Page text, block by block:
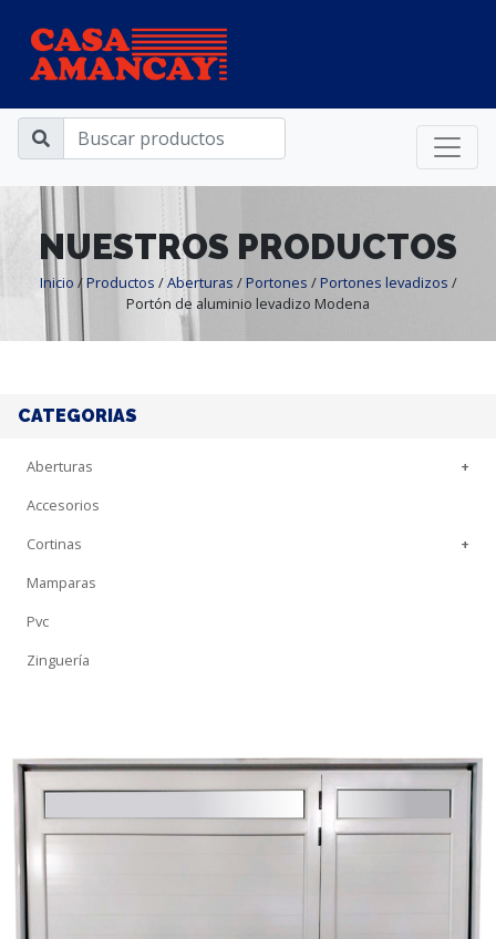
NUESTROS PRODUCTOS
Inicio /Productos /Aberturas /Portones /Portones levadizos /
Portón de aluminio levadizo Modena
CATEGORIAS
Aberturas
+
Accesorios
Cortinas
+
Mamparas
Pvc
Zinguería